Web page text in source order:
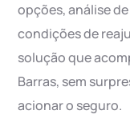
opções, análise
condições de
solução que
Barras, sem
acionar o seguro.